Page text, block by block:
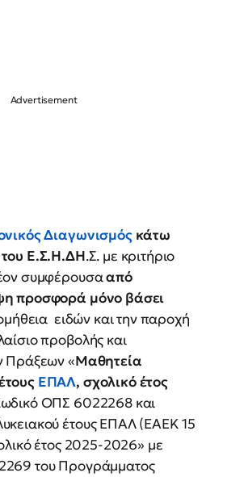
Διαγωνισμός κάτω
Ε.Σ.Η.ΔΗ.Σ. με κριτήριο
συμφέρουσααπό
προσφορά μόνο βάσει
ειδών και την παροχή
προβολής και
Πράξεων «Μαθητεία
ΕΠΑΛ, σχολικό έτος
ΟΠΣ 6022268 και
έτους ΕΠΑΛ (ΕΑΕΚ 15
έτος 2025-2026» με
του Προγράμματος